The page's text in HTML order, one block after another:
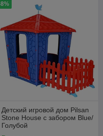
Детский игровой дом Pilsan
Stone House с забором Blue/
Голубой